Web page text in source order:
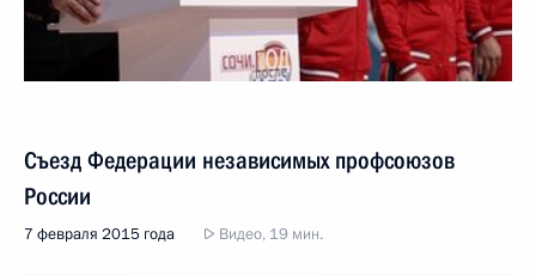
Съезд Федерации независимых профсоюзов
России
7 февраля 2015 года Видео, 19 мин.